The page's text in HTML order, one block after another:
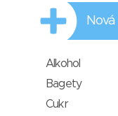
Alkohol
Bagety
Cukr